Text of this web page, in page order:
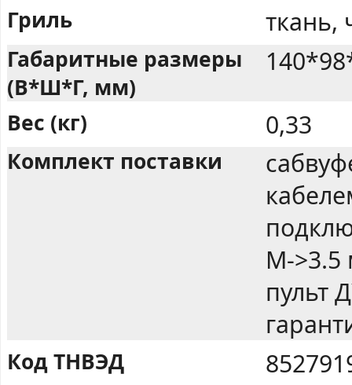
Гриль ткань,
Габаритные размеры
(В*Ш*Г, мм)
Вес (кг) 0,33
Комплект поставки
M-
пульт
Код ТНВЭД